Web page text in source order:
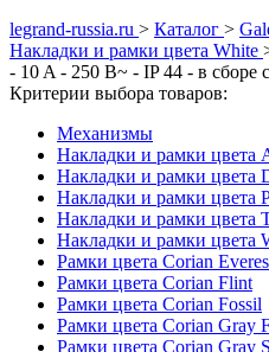
legrand-russia.ru > Каталог >
Накладки и рамки цвета White
- 10 A - 250 В~ - IP 44 - в сборе
Критерии выбора товаров:
Механизмы
Накладки и рамки цвета
Накладки и рамки цвета
Накладки и рамки цвета
Накладки и рамки цвета
Накладки и рамки цвета
Рамки цвета Corian
Рамки цвета Corian Flint
Рамки цвета Corian Fossil
Рамки цвета Corian Gray
Рамки цвета Corian Gray